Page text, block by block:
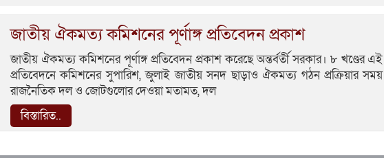
জাতীয় ঐকমত্য কমিশনের পূর্ণাঙ্গ প্রতিবেদন প্রকাশ
জাতীয় ঐকমত্য কমিশনের পূর্ণাঙ্গ প্রতিবেদন প্রকাশ করেছে অন্তর্বর্তী সরকার। ৮ খণ্ডের এই
প্রতিবেদনে কমিশনের সুপারিশ, জুলাই জাতীয় সনদ ছাড়াও ঐকমত্য গঠন প্রক্রিয়ার সময়
রাজনৈতিক দল ও জোটগুলোর দেওয়া মতামত, দল
বিস্তারিত..